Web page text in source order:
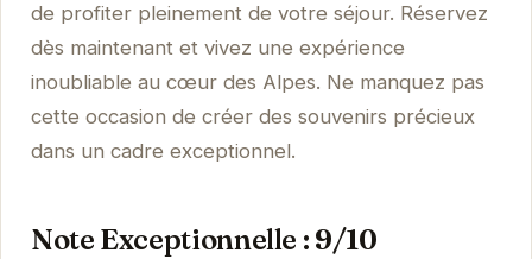
de profiter pleinement de votre séjour. Réservez
dès maintenant et vivez une expérience
inoubliable au cœur des Alpes. Ne manquez pas
cette occasion de créer des souvenirs précieux
dans un cadre exceptionnel.
Note Exceptionnelle : 9/10